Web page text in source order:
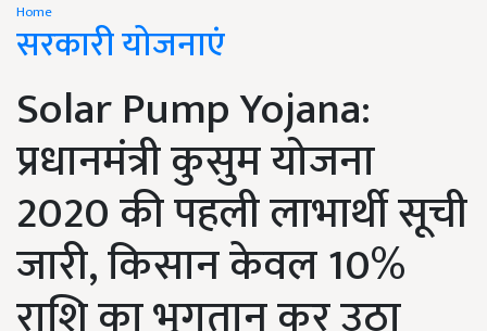
Home
सरकारी योजनाएं
Solar Pump Yojana:
प्रधानमंत्री कुसुम योजना
2020 की पहली लाभार्थी सूची
जारी, किसान केवल 10%